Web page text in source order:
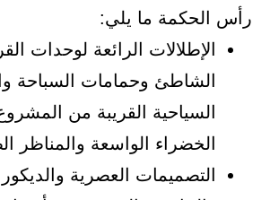
رأس الحكمة ما يلي:
الإطلالات الرائعة لوحدات
الشاطئ وحمامات السباحة
السياحية القريبة من
الخضراء الواسعة والمناظر
التصميمات العصرية